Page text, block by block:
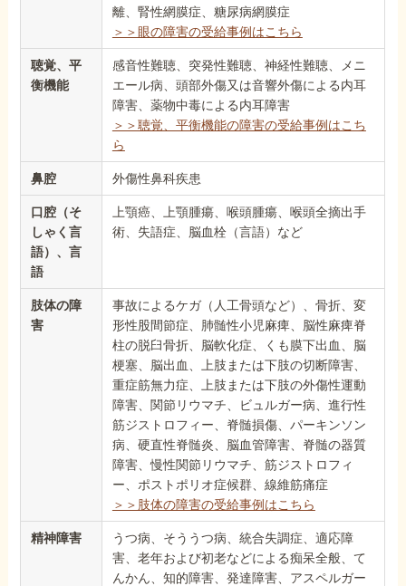
離、腎性網膜症、糖尿病網膜症
＞＞眼の障害の受給事例はこちら
聴覚、平
衡機能
感音性難聴、突発性難聴、神経性難聴、メニ
エール病、頭部外傷又は音響外傷による内耳
障害、薬物中毒による内耳障害
＞＞聴覚、平衡機能の障害の受給事例はこち
ら
鼻腔 外傷性鼻科疾患
口腔（そ
しゃく言
語）、言
語
上顎癌、上顎腫瘍、喉頭腫瘍、喉頭全摘出手
術、失語症、脳血栓（言語）など
肢体の障
害
事故によるケガ（人工骨頭など）、骨折、変
形性股間節症、肺髄性小児麻痺、脳性麻痺脊
柱の脱臼骨折、脳軟化症、くも膜下出血、脳
梗塞、脳出血、上肢または下肢の切断障害、
重症筋無力症、上肢または下肢の外傷性運動
障害、関節リウマチ、ビュルガー病、進行性
筋ジストロフィー、脊髄損傷、パーキンソン
病、硬直性脊髄炎、脳血管障害、脊髄の器質
障害、慢性関節リウマチ、筋ジストロフィ
ー、ポストポリオ症候群、線維筋痛症
＞＞肢体の障害の受給事例はこちら
精神障害
うつ病、そううつ病、統合失調症、適応障
害、老年および初老などによる痴呆全般、て
んかん、知的障害、発達障害、アスペルガー